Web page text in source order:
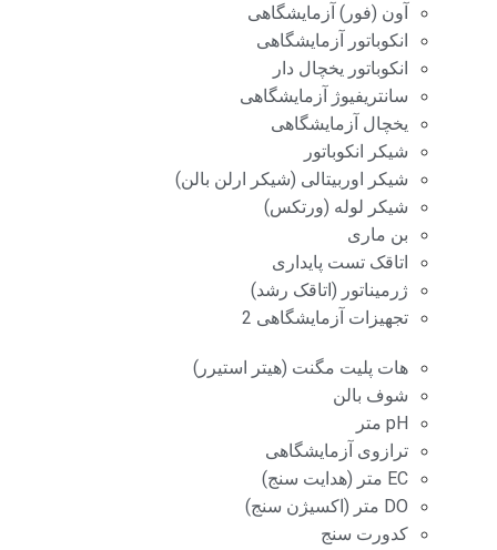
آون (فور) آزمایشگاهی
انکوباتور آزمایشگاهی
انکوباتور یخچال دار
سانتریفیوژ آزمایشگاهی
یخچال آزمایشگاهی
شیکر انکوباتور
شیکر اوربیتالی (شیکر ارلن بالن)
شیکر لوله (ورتکس)
بن ماری
اتاقک تست پایداری
ژرمیناتور (اتاقک رشد)
تجهیزات آزمایشگاهی 2
هات پلیت مگنت (هیتر استیرر)
شوف بالن
pH متر
ترازوی آزمایشگاهی
EC متر (هدایت سنج)
DO متر (اکسیژن سنج)
کدورت سنج